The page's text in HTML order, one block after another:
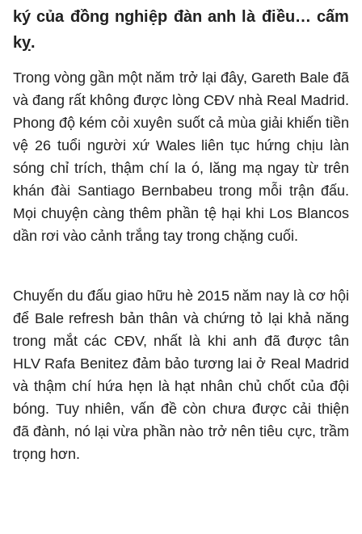
ký của đồng nghiệp đàn anh là điều… cấm
kỵ.
Trong vòng gần một năm trở lại đây, Gareth Bale đã
và đang rất không được lòng CĐV nhà Real Madrid.
Phong độ kém cỏi xuyên suốt cả mùa giải khiến tiền
vệ 26 tuổi người xứ Wales liên tục hứng chịu làn
sóng chỉ trích, thậm chí la ó, lăng mạ ngay từ trên
khán đài Santiago Bernbabeu trong mỗi trận đấu.
Mọi chuyện càng thêm phần tệ hại khi Los Blancos
dần rơi vào cảnh trắng tay trong chặng cuối.
Chuyến du đấu giao hữu hè 2015 năm nay là cơ hội
để Bale refresh bản thân và chứng tỏ lại khả năng
trong mắt các CĐV, nhất là khi anh đã được tân
HLV Rafa Benitez đảm bảo tương lai ở Real Madrid
và thậm chí hứa hẹn là hạt nhân chủ chốt của đội
bóng. Tuy nhiên, vấn đề còn chưa được cải thiện
đã đành, nó lại vừa phần nào trở nên tiêu cực, trầm
trọng hơn.